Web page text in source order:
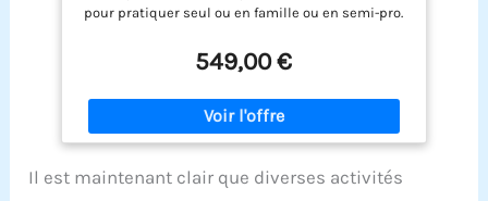
pour pratiquer seul ou en famille ou en semi-pro.
exceptionnel pour sa mise en eau ou son
enlèvement Simple d’utilisation : sa structure
ergonomique a été pensée pour optimiser vos
exercices aquatiques. La selle tout comme le
guidon sont réglables en hauteur grâce aux
Structure en X : la structure de Lanabike est
549,00 €
Il est maintenant clair que diverses activités